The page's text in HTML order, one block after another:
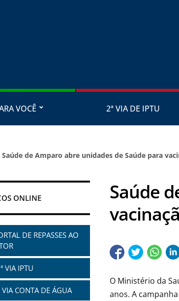
VOCÊ 2ª VIA DE IPTU
Saúde de Amparo abre unidades de Saúde para
ONLINE
DE REPASSES AO
IPTU
CONTA DE ÁGUA
Saúde
O Ministério da
anos. A